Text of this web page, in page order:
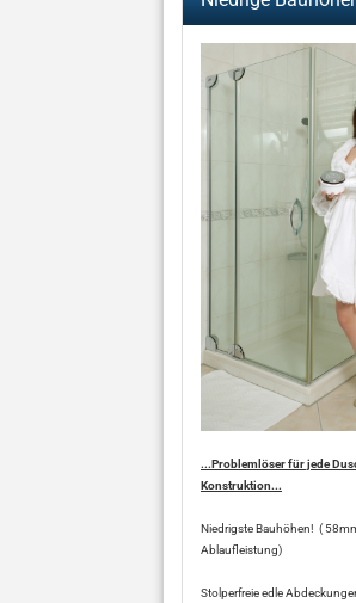
...Problemlöser für jede
Konstruktion...
Niedrigste Bauhöhen! (
Ablaufleistung)
Stolperfreie edle